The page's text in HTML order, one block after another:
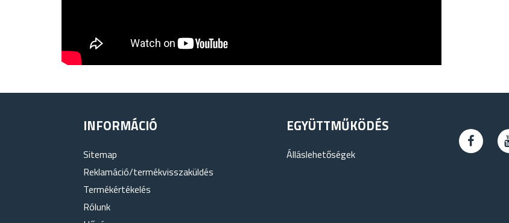
INFORMÁCIÓ
Sitemap
Reklamáció/termékvisszaküldés
Termékértékelés
Rólunk
EGYÜTTMŰKÖDÉS
Álláslehetőségek